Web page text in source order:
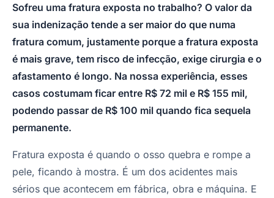
Sofreu uma fratura exposta no trabalho? O valor da
sua indenização tende a ser maior do que numa
fratura comum, justamente porque a fratura exposta
é mais grave, tem risco de infecção, exige cirurgia e o
afastamento é longo. Na nossa experiência, esses
casos costumam ficar entre R$ 72 mil e R$ 155 mil,
podendo passar de R$ 100 mil quando fica sequela
permanente.
Fratura exposta é quando o osso quebra e rompe a
pele, ficando à mostra. É um dos acidentes mais
sérios que acontecem em fábrica, obra e máquina. E